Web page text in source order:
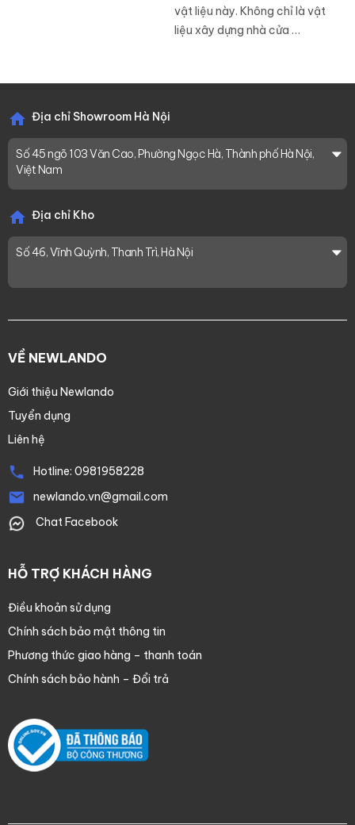
vật liệu này. Không chỉ là vật
liệu xây dựng nhà cửa …
Địa chỉ Showroom Hà Nội
Số 45 ngõ 103 Văn Cao, Phường Ngọc Hà, Thành phố Hà Nội,
Việt Nam
Địa chỉ Kho
Số 46, Vĩnh Quỳnh, Thanh Trì, Hà Nội
VỀ NEWLANDO
Giới thiệu Newlando
Tuyển dụng
Liên hệ
Hotline: 0981958228
newlando.vn@gmail.com
Chat Facebook
HỖ TRỢ KHÁCH HÀNG
Điều khoản sử dụng
Chính sách bảo mật thông tin
Phương thức giao hàng – thanh toán
Chính sách bảo hành – Đổi trả